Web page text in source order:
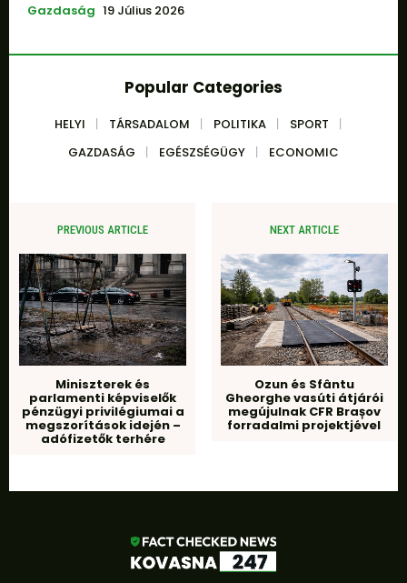
Gazdaság 19 Július 2026
Popular Categories
HELYI TÁRSADALOM POLITIKA
SPORT
GAZDASÁG
EGÉSZSÉGÜGY ECONOMIC
PREVIOUS ARTICLE
Miniszterek és
parlamenti képviselők
pénzügyi privilégiumai a
megszorítások idején –
adófizetők terhére
NEXT ARTICLE
Ozun és Sfântu
Gheorghe vasúti átjárói
megújulnak CFR Brașov
forradalmi projektjével